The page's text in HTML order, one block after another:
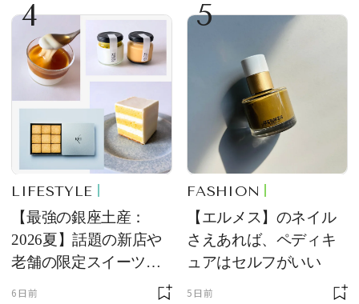
4
LIFESTYLE
【最強の銀座土産：
2026夏】話題の新店や
老舗の限定スイーツを
ゲット【＃SPURおやつ
6日前
5
FASHION
【エルメス】のネイル
さえあれば、ペディキ
ュアはセルフがいい
5日前